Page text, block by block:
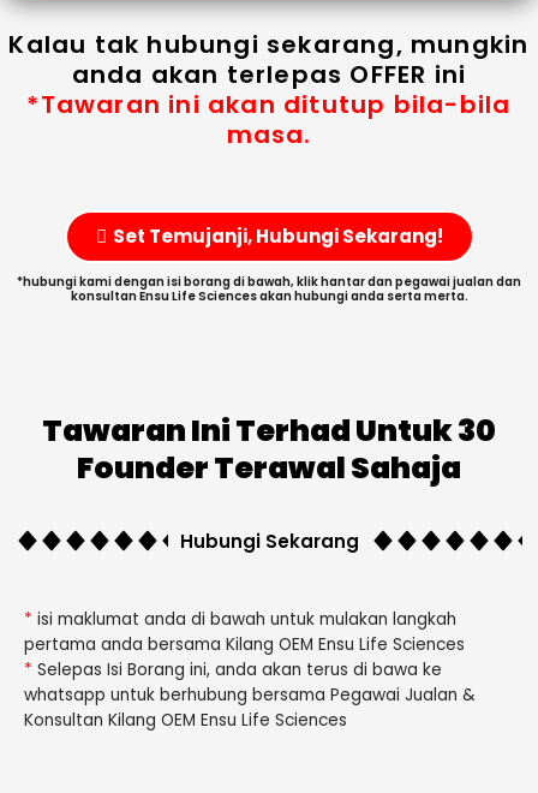
Kalau tak hubungi sekarang, mungkin
anda akan terlepas OFFER ini
*Tawaran ini akan ditutup bila-bila
masa.
Set Temujanji, Hubungi Sekarang!
*hubungi kami dengan isi borang di bawah, klik hantar dan pegawai jualan dan
konsultan Ensu Life Sciences akan hubungi anda serta merta.
Tawaran Ini Terhad Untuk 30
Founder Terawal Sahaja
Hubungi Sekarang
* isi maklumat anda di bawah untuk mulakan langkah
pertama anda bersama Kilang OEM Ensu Life Sciences
* Selepas Isi Borang ini, anda akan terus di bawa ke
whatsapp untuk berhubung bersama Pegawai Jualan &
Konsultan Kilang OEM Ensu Life Sciences